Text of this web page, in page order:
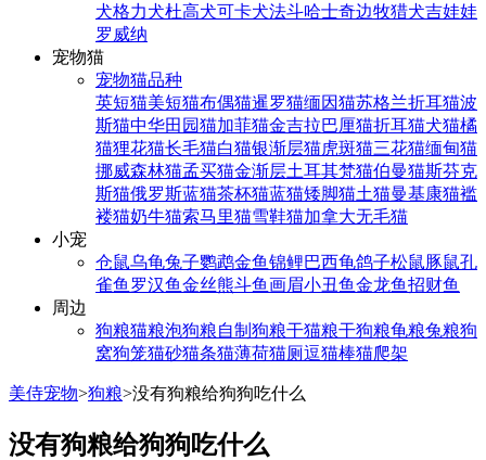
犬格力犬杜高犬可卡犬法斗哈士奇边牧猎犬吉娃娃
罗威纳
宠物猫
宠物猫品种
英短猫美短猫布偶猫暹罗猫缅因猫苏格兰折耳猫波
斯猫中华田园猫加菲猫金吉拉巴厘猫折耳猫犬猫橘
猫狸花猫长毛猫白猫银渐层猫虎斑猫三花猫缅甸猫
挪威森林猫孟买猫金渐层土耳其梵猫伯曼猫斯芬克
斯猫俄罗斯蓝猫茶杯猫蓝猫矮脚猫土猫曼基康猫褴
褛猫奶牛猫索马里猫雪鞋猫加拿大无毛猫
小宠
仓鼠乌龟兔子鹦鹉金鱼锦鲤巴西龟鸽子松鼠豚鼠孔
雀鱼 罗汉鱼金丝熊斗鱼画眉小丑鱼金龙鱼招财鱼
周边
狗粮猫粮泡狗粮自制狗粮干猫粮干狗粮龟粮兔粮狗
窝狗笼猫砂猫条猫薄荷猫厕逗猫棒猫爬架
美侍宠物>狗粮>没有狗粮给狗狗吃什么
没有狗粮给狗狗吃什么